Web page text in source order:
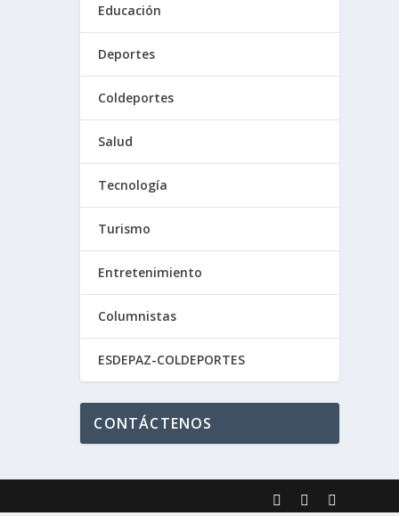
Educación
Deportes
Coldeportes
Salud
Tecnología
Turismo
Entretenimiento
Columnistas
ESDEPAZ-COLDEPORTES
CONTÁCTENOS